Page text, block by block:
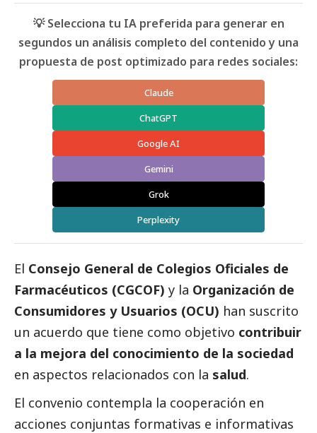
💡 Selecciona tu IA preferida para generar en
segundos un análisis completo del contenido y una
propuesta de post optimizado para redes sociales:
Claude
ChatGPT
Google AI
Gemini
Grok
Perplexity
El Consejo General de Colegios Oficiales de
Farmacéuticos (CGCOF) y la Organización de
Consumidores y Usuarios (OCU) han suscrito
un acuerdo que tiene como objetivo contribuir
a la mejora del conocimiento de la sociedad
en aspectos relacionados con la salud.
El convenio contempla la cooperación en
acciones conjuntas formativas e informativas